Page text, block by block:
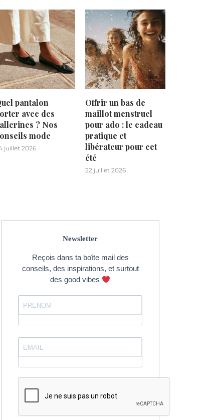
pantalon
avec des
? Nos
mode
juillet 2026
Offrir un bas de
maillot menstruel
pour ado : le cadeau
pratique et
libérateur pour cet
été
22 juillet 2026
Newsletter
Reçois dans ta boîte mail des
conseils, des inspirations, et surtout
des good vibes